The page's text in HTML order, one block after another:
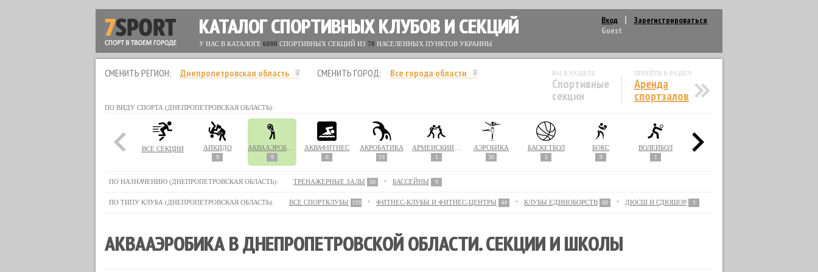
Вход
Зарегистрироваться
Guest
КАТАЛОГ СПОРТИВНЫХ КЛУБОВ И СЕКЦИЙ
У НАС В КАТАЛОГЕ 6800 СПОРТИВНЫХ СЕКЦИЙ ИЗ 70 НАСЕЛЕННЫХ ПУНКТОВ УКРАИНЫ
СМЕНИТЬ РЕГИОН: Днепропетровская область СМЕНИТЬ ГОРОД: Все города области ВЫ В РАЗДЕЛЕ
Спортивные
секции
ПЕРЕЙТИ В РАЗДЕЛ
Аренда
спортзалов
ПО ВИДУ СПОРТА (ДНЕПРОПЕТРОВСКАЯ ОБЛАСТЬ):
ВСЕ СЕКЦИИ АЙКИДО
9 9
АКВАФИТНЕС
6
АКРОБАТИКА
19 1
АЭРОБИКА
30
БАСКЕТБОЛ
5
БОКС
9
ВОЛЕЙБОЛ
1
ГИМНАСТИКА
ПО НАЗНАЧЕНИЮ (ДНЕПРОПЕТРОВСКАЯ ОБЛАСТЬ): ТРЕНАЖЕРНЫЕ ЗАЛЫ 50 БАССЕЙНЫ 9
ПО ТИПУ КЛУБА (ДНЕПРОПЕТРОВСКАЯ ОБЛАСТЬ): ВСЕ СПОРТКЛУБЫ 193 ФИТНЕС-КЛУБЫ И ФИТНЕС-ЦЕНТРЫ 44 КЛУБЫ ЕДИНОБОРСТВ 60 ДЮСШ И СДЮШОР 1
АКВААЭРОБИКА В ДНЕПРОПЕТРОВСКОЙ ОБЛАСТИ. СЕКЦИИ И ШКОЛЫ